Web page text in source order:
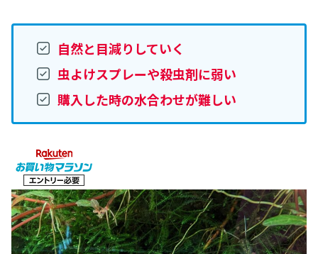
自然と目減りしていく
虫よけスプレーや殺虫剤に弱い
購入した時の水合わせが難しい